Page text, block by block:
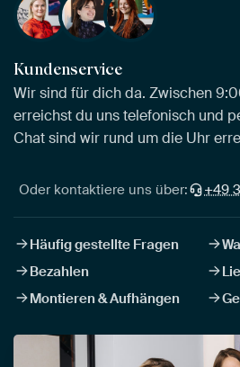
Kundenservice
Wir sind für dich da. Zwischen
erreichst du uns telefonisch und
Chat sind wir rund um die Uhr
Oder kontaktiere uns über: +49
Häufig gestellte Fragen
Bezahlen
Montieren & Aufhängen